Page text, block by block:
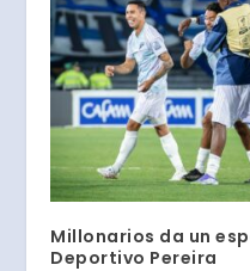
Millonarios da un
Deportivo Pereira